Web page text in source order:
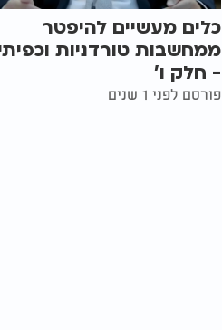
כלים מעשיים להיפטר
ממחשבות טורדניות
- חלק ו'
פורסם לפני 1 שנים